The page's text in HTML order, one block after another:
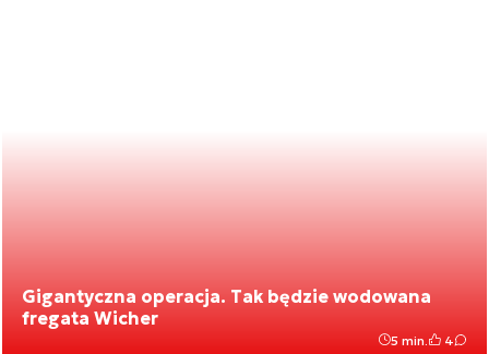
Gigantyczna operacja. Tak będzie wodowana
fregata Wicher
5 min. 4